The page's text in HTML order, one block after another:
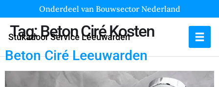
Onderdeel van Bouwsector Nederland
Stukadoor Service Leeuwarden
Tag:Beton Ciré Kosten
Beton Ciré Leeuwarden